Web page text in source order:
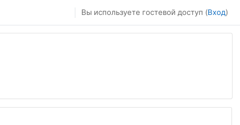
Вы используете гостевой доступ (Вход)